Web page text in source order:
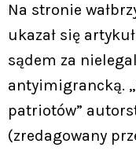
Na stronie
ukazał się
sądem za
antyimigrancką.
patriotów”
(zredagowany